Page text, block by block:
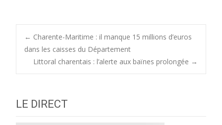
Post
navigation
← Charente-Maritime : il manque 15 millions d’euros
dans les caisses du Département
Littoral charentais : l’alerte aux baïnes prolongée →
LE DIRECT